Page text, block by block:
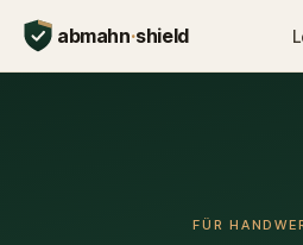
abmahn·shield
FÜR